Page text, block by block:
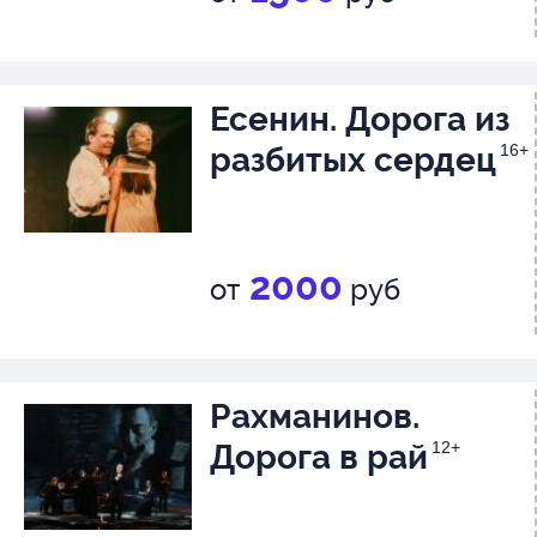
Есенин. Дорога из
разбитых сердец 16+
от 2000 руб
Рахманинов.
Дорога в рай 12+